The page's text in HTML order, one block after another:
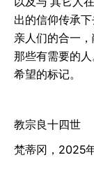
出的信仰传承
亲人们的合一
那些有需要的
希望的标记。
教宗良十四世
梵蒂冈，2025